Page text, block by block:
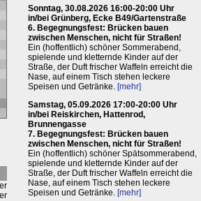
Sonntag, 30.08.2026 16:00-20:00 Uhr
in/bei Grünberg, Ecke B49/Gartenstraße
6. Begegnungsfest: Brücken bauen
zwischen Menschen, nicht für Straßen!
Ein (hoffentlich) schöner Sommerabend,
spielende und kletternde Kinder auf der
Straße, der Duft frischer Waffeln erreicht die
Nase, auf einem Tisch stehen leckere
Speisen und Getränke. [mehr]
Samstag, 05.09.2026 17:00-20:00 Uhr
in/bei Reiskirchen, Hattenrod,
Brunnengasse
7. Begegnungsfest: Brücken bauen
zwischen Menschen, nicht für Straßen!
Ein (hoffentlich) schöner Spätsommerabend,
spielende und kletternde Kinder auf der
Straße, der Duft frischer Waffeln erreicht die
Nase, auf einem Tisch stehen leckere
Speisen und Getränke. [mehr]